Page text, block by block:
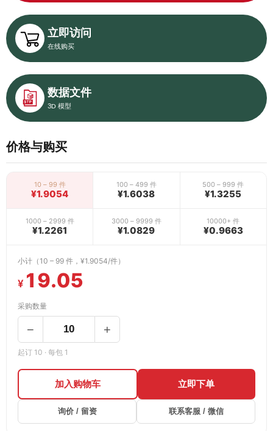
立即访问
在线购买
数据文件
3D 模型
价格与购买
10 – 99 件
¥1.9054
100 – 499 件
¥1.6038
500 – 999 件
¥1.3255
1000 – 2999 件
¥1.2261
3000 – 9999 件
¥1.0829
10000+ 件
¥0.9663
采购数量
− +
起订 10 · 每包 1
小计（10 – 99 件，¥1.9054/件）
¥ 19.05
加入购物车 立即下单
询价 / 留资 联系客服 / 微信